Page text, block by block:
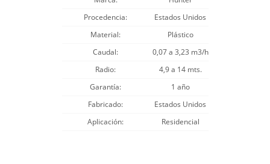
Procedencia
Estados Unidos
Material
Plástico
Caudal
0,07 a 3,23 m3/h
Radio
4,9 a 14 mts.
Garantía
1 año
Fabricado
Estados Unidos
Aplicación
Residencial